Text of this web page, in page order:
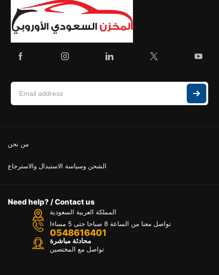
من نحن
الشحن وسياسة الاستبدال والاسترجاع
Need help? / Contact us
المملكة العربية السعودية
تواصل معنا من الساعة 8 صباحا حتى 5 مساءا
0548616401
محادثة مباشرة
تواصل مع المختصين